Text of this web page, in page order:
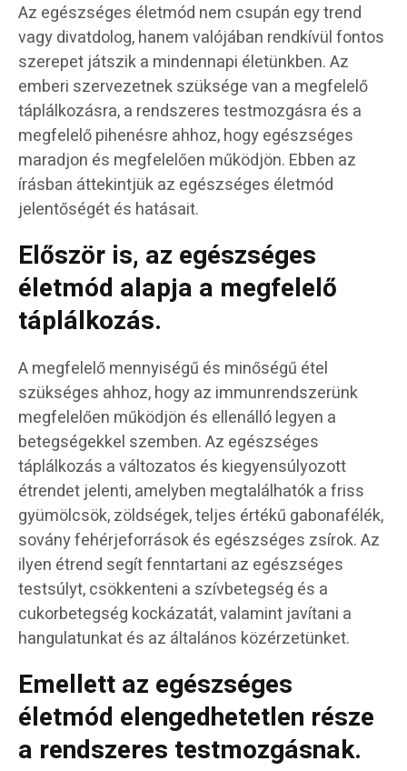
Az egészséges életmód nem csupán egy trend
vagy divatdolog, hanem valójában rendkívül fontos
szerepet játszik a mindennapi életünkben. Az
emberi szervezetnek szüksége van a megfelelő
táplálkozásra, a rendszeres testmozgásra és a
megfelelő pihenésre ahhoz, hogy egészséges
maradjon és megfelelően működjön. Ebben az
írásban áttekintjük az egészséges életmód
jelentőségét és hatásait.
Először is, az egészséges
életmód alapja a megfelelő
táplálkozás.
A megfelelő mennyiségű és minőségű étel
szükséges ahhoz, hogy az immunrendszerünk
megfelelően működjön és ellenálló legyen a
betegségekkel szemben. Az egészséges
táplálkozás a változatos és kiegyensúlyozott
étrendet jelenti, amelyben megtalálhatók a friss
gyümölcsök, zöldségek, teljes értékű gabonafélék,
sovány fehérjeforrások és egészséges zsírok. Az
ilyen étrend segít fenntartani az egészséges
testsúlyt, csökkenteni a szívbetegség és a
cukorbetegség kockázatát, valamint javítani a
hangulatunkat és az általános közérzetünket.
Emellett az egészséges
életmód elengedhetetlen része
a rendszeres testmozgásnak.